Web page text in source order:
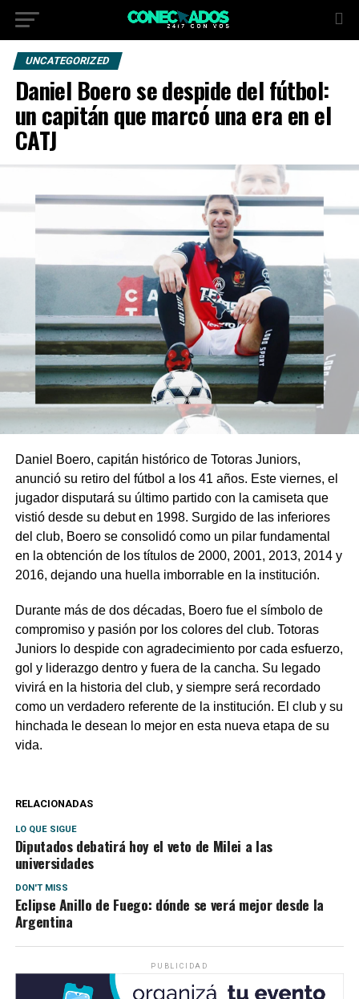
UNCATEGORIZED
Daniel Boero se despide del fútbol:
un capitán que marcó una era en el
CATJ
Daniel Boero, capitán histórico de Totoras Juniors,
anunció su retiro del fútbol a los 41 años. Este viernes, el
jugador disputará su último partido con la camiseta que
vistió desde su debut en 1998. Surgido de las inferiores
del club, Boero se consolidó como un pilar fundamental
en la obtención de los títulos de 2000, 2001, 2013, 2014 y
2016, dejando una huella imborrable en la institución.
Durante más de dos décadas, Boero fue el símbolo de
compromiso y pasión por los colores del club. Totoras
Juniors lo despide con agradecimiento por cada esfuerzo,
gol y liderazgo dentro y fuera de la cancha. Su legado
vivirá en la historia del club, y siempre será recordado
como un verdadero referente de la institución. El club y su
hinchada le desean lo mejor en esta nueva etapa de su
vida.
RELACIONADAS
LO QUE SIGUE
Diputados debatirá hoy el veto de Milei a las
universidades
DON'T MISS
Eclipse Anillo de Fuego: dónde se verá mejor desde la
Argentina
PUBLICIDAD